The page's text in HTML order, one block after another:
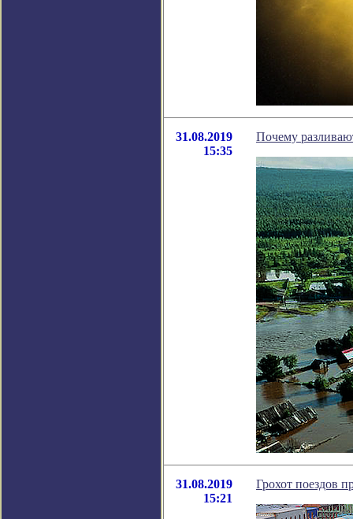
31.08.2019
15:35
Почему
31.08.2019
15:21
Грохот поездов